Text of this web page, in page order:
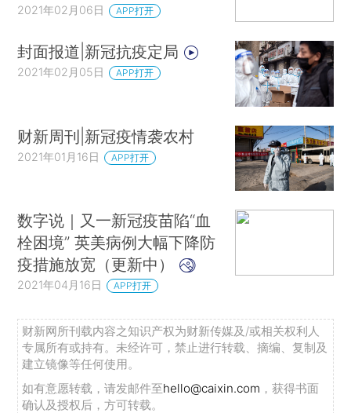
2021年02月06日 APP打开
封面报道|新冠抗疫定局
2021年02月05日 APP打开
财新周刊|新冠疫情袭农村
2021年01月16日 APP打开
数字说｜又一新冠疫苗陷“血
栓困境” 英美病例大幅下降防
疫措施放宽（更新中）
2021年04月16日 APP打开
财新网所刊载内容之知识产权为财新传媒及/或相关权利人
专属所有或持有。未经许可，禁止进行转载、摘编、复制及
建立镜像等任何使用。
如有意愿转载，请发邮件至hello@caixin.com ，获得书面
确认及授权后，方可转载。